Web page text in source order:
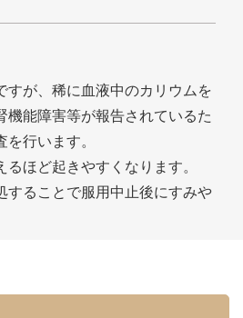
が、稀に血液中のカリウムを
機能障害等が報告されているた
行います。
ほど起きやすくなります。
ることで服用中止後にすみや